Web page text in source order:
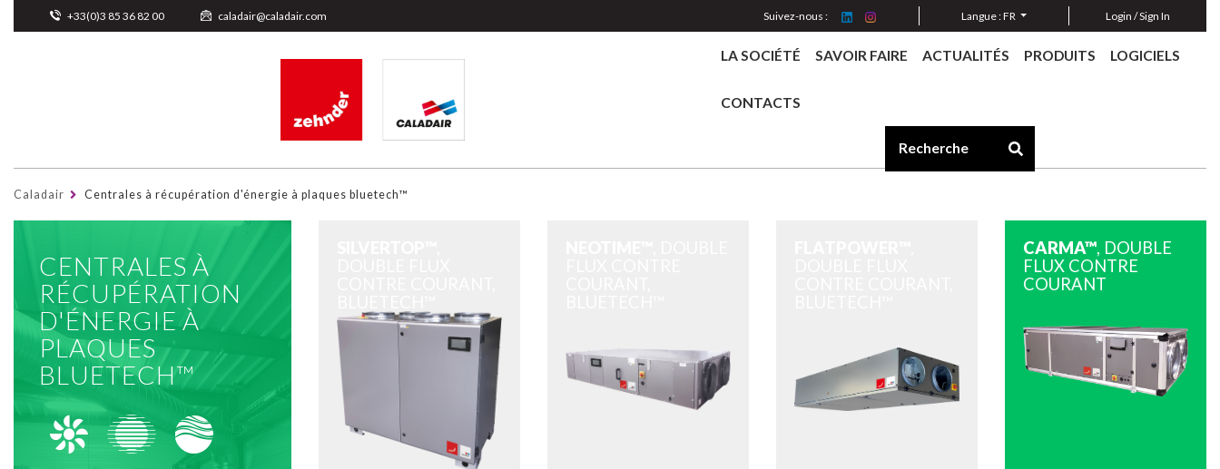
+33(0)3 85 36 82 00 caladair@caladair.com Suivez-nous : Langue :FR Login / Sign In
LA SOCIÉTÉ SAVOIR FAIRE ACTUALITÉS PRODUITS LOGICIELS
CONTACTS
Caladair Centrales à récupération d'énergie à plaques bluetech™
CENTRALES À
RÉCUPÉRATION
D'ÉNERGIE À
PLAQUES
BLUETECH™
CARMA™, DOUBLE
FLUX CONTRE
COURANT
Cookies management panel